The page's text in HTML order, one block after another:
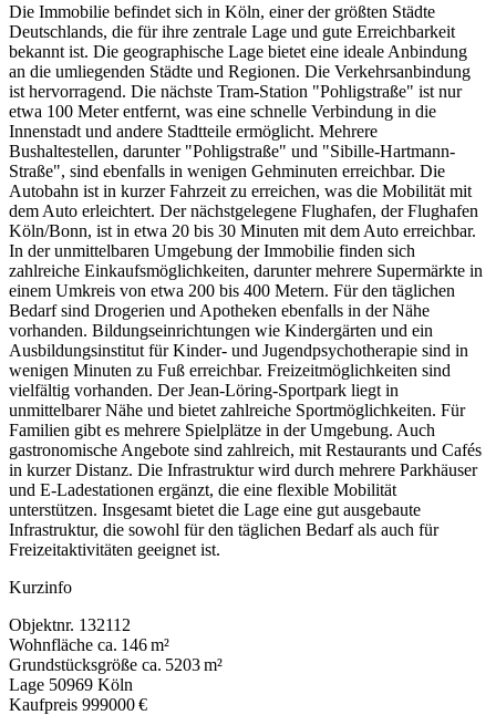
Die Immobilie befindet sich in Köln, einer der größten Städte
Deutschlands, die für ihre zentrale Lage und gute Erreichbarkeit
bekannt ist. Die geographische Lage bietet eine ideale Anbindung
an die umliegenden Städte und Regionen. Die Verkehrsanbindung
ist hervorragend. Die nächste Tram-Station "Pohligstraße" ist nur
etwa 100 Meter entfernt, was eine schnelle Verbindung in die
Innenstadt und andere Stadtteile ermöglicht. Mehrere
Bushaltestellen, darunter "Pohligstraße" und "Sibille-Hartmann-
Straße", sind ebenfalls in wenigen Gehminuten erreichbar. Die
Autobahn ist in kurzer Fahrzeit zu erreichen, was die Mobilität mit
dem Auto erleichtert. Der nächstgelegene Flughafen, der Flughafen
Köln/Bonn, ist in etwa 20 bis 30 Minuten mit dem Auto erreichbar.
In der unmittelbaren Umgebung der Immobilie finden sich
zahlreiche Einkaufsmöglichkeiten, darunter mehrere Supermärkte in
einem Umkreis von etwa 200 bis 400 Metern. Für den täglichen
Bedarf sind Drogerien und Apotheken ebenfalls in der Nähe
vorhanden. Bildungseinrichtungen wie Kindergärten und ein
Ausbildungsinstitut für Kinder- und Jugendpsychotherapie sind in
wenigen Minuten zu Fuß erreichbar. Freizeitmöglichkeiten sind
vielfältig vorhanden. Der Jean-Löring-Sportpark liegt in
unmittelbarer Nähe und bietet zahlreiche Sportmöglichkeiten. Für
Familien gibt es mehrere Spielplätze in der Umgebung. Auch
gastronomische Angebote sind zahlreich, mit Restaurants und Cafés
in kurzer Distanz. Die Infrastruktur wird durch mehrere Parkhäuser
und E-Ladestationen ergänzt, die eine flexible Mobilität
unterstützen. Insgesamt bietet die Lage eine gut ausgebaute
Infrastruktur, die sowohl für den täglichen Bedarf als auch für
Freizeitaktivitäten geeignet ist.
Kurzinfo
Objektnr. 132112
Wohnfläche ca. 146 m²
Grundstücksgröße ca. 5203 m²
Lage 50969 Köln
Kaufpreis 999000 €